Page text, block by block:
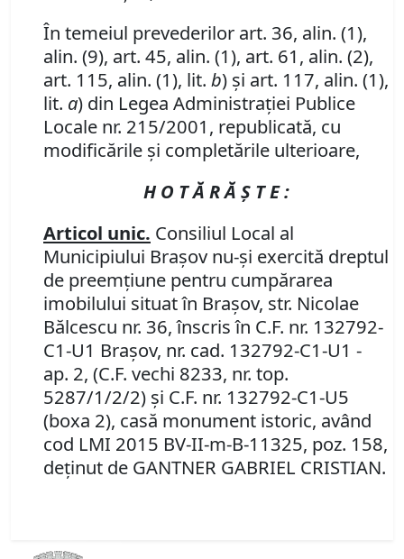
În temeiul prevederilor art. 36, alin. (1),
alin. (9), art. 45, alin. (1), art. 61, alin. (2),
art. 115, alin. (1), lit. b) şi art. 117, alin. (1),
lit. a) din Legea Administraţiei Publice
Locale nr. 215/2001, republicată, cu
modificările şi completările ulterioare,
H O T Ă R Ă Ş T E :
Articol unic. Consiliul Local al
Municipiului Braşov nu-şi exercită dreptul
de preemţiune pentru cumpărarea
imobilului situat în Braşov, str. Nicolae
Bălcescu nr. 36, înscris în C.F. nr. 132792-
C1-U1 Braşov, nr. cad. 132792-C1-U1 -
ap. 2, (C.F. vechi 8233, nr. top.
5287/1/2/2) şi C.F. nr. 132792-C1-U5
(boxa 2), casă monument istoric, având
cod LMI 2015 BV-II-m-B-11325, poz. 158,
deţinut de GANTNER GABRIEL CRISTIAN.